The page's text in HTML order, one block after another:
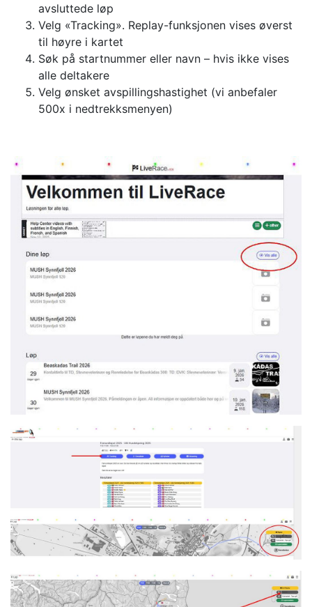
avsluttede løp
Velg «Tracking». Replay-funksjonen vises øverst
til høyre i kartet
Søk på startnummer eller navn – hvis ikke vises
alle deltakere
Velg ønsket avspillingshastighet (vi anbefaler
500x i nedtrekksmenyen)